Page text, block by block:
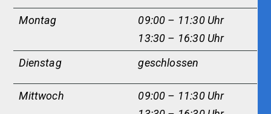
Montag
09:00 – 11:30 Uhr
13:30 – 16:30 Uhr
Dienstag
geschlossen
Mittwoch
09:00 – 11:30 Uhr